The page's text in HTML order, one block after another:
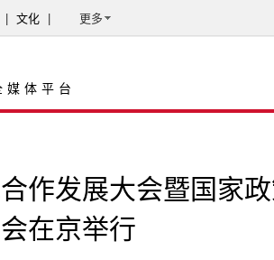
文化 更多
媒体平台
作发展大会暨国家
在京举行